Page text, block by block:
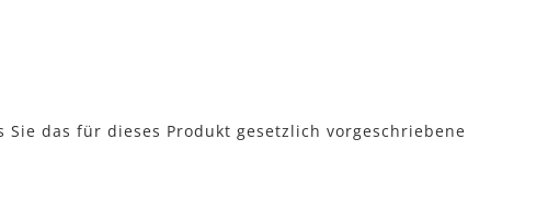
das für dieses Produkt gesetzlich vorgeschriebene